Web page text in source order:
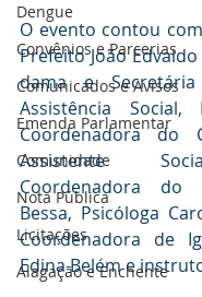
Dengue
Convênios e Parcerias
Comunicados e Avisos
Emenda Parlamentar
Comunidade
Nota Pública
Licitações
Alagação e Enchente
O evento contou
Prefeito João
dama e
Assistência Social,
Coordenadora do
Assistente
Coordenadora do
Bessa, Psicóloga
Coordenadora de
Edina Belém e